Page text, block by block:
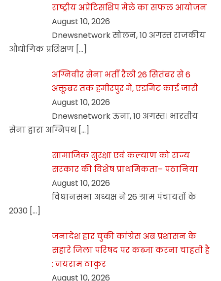
राष्ट्रीय अप्रेंटिसशिप मेले का सफल आयोजन
August 10, 2026
Dnewsnetwork सोलन, 10 अगस्त राजकीय
औद्योगिक प्रशिक्षण […]
अग्निवीर सेना भर्ती रैली 26 सितंबर से 6
अक्तूबर तक हमीरपुर में, एडमिट कार्ड जारी
August 10, 2026
Dnewsnetwork ऊना, 10 अगस्त। भारतीय
सेना द्वारा अग्निपथ […]
सामाजिक सुरक्षा एवं कल्याण को राज्य
सरकार की विशेष प्राथमिकता– पठानिया
August 10, 2026
विधानसभा अध्यक्ष ने 26 ग्राम पंचायतों के
2030 […]
जनादेश हार चुकी कांग्रेस अब प्रशासन के
सहारे जिला परिषद पर कब्जा करना चाहती है
: जयराम ठाकुर
August 10, 2026